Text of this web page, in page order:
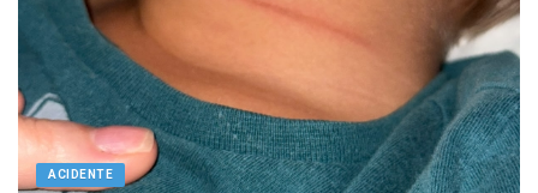
ACIDENTE